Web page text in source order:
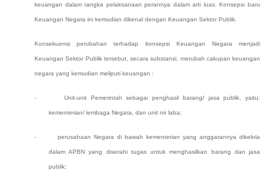
keuangan dalam rangka pelaksanaan perannya dalam arti luas. Konsepsi baru
Keuangan Negara ini kemudian dikenal dengan Keuangan Sektor Publik.
Konsekuensi perubahan terhadap konsepsi Keuangan Negara menjadi
Keuangan Sektor Publik tersebut, secara substansi, merubah cakupan keuangan
negara yang kemudian meliputi keuangan :
- Unit-unit Pemerintah sebagai penghasil barang/ jasa publik, yaitu:
kementerian/ lembaga Negara, dan unit nir laba;
- perusahaan Negara di bawah kementerian yang anggarannya dikelola
dalam APBN yang diserahi tugas untuk menghasilkan barang dan jasa
publik;